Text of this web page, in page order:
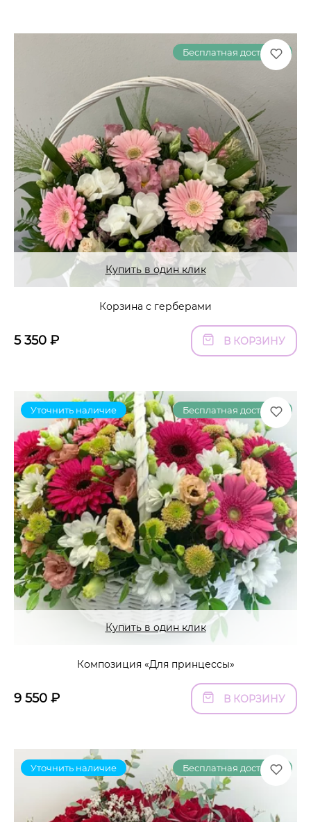
Бесплатная доставка
Купить в один клик
Корзина с герберами
5 350 ₽ В КОРЗИНУ
Уточнить наличие Бесплатная доставка
Купить в один клик
Композиция «Для принцессы»
9 550 ₽ В КОРЗИНУ
Уточнить наличие Бесплатная доставка